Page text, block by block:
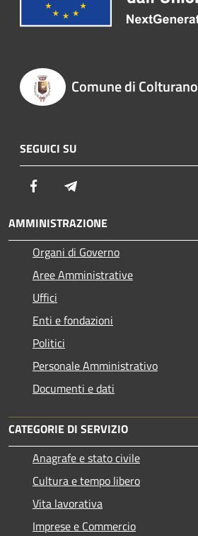
Comune di Colturano
SEGUICI SU
Facebook
AMMINISTRAZIONE
Organi di Governo
Aree Amministrative
Uffici
Enti e fondazioni
Politici
Personale Amministrativo
Documenti e dati
CATEGORIE DI SERVIZIO
Anagrafe e stato civile
Cultura e tempo libero
Vita lavorativa
Imprese e Commercio